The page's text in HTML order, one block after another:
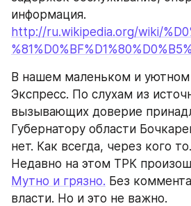
информация.
http://ru.wikipedia.org/wiki/
В нашем маленьком и
Экспресс. По слухам из
вызывающих доверие
Губернатору области
нет. Как всегда, через кого
Мутно и грязно. Без
власти. Но и это не важно.